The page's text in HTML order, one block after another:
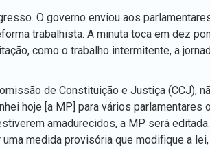
O governo enviou aos
trabalhista. A minuta toca em dez
como o trabalho intermitente, a
de Constituição e Justiça (CCJ),
hoje [a MP] para vários parlamentares
amadurecidos, a MP será
medida provisória que modifique a